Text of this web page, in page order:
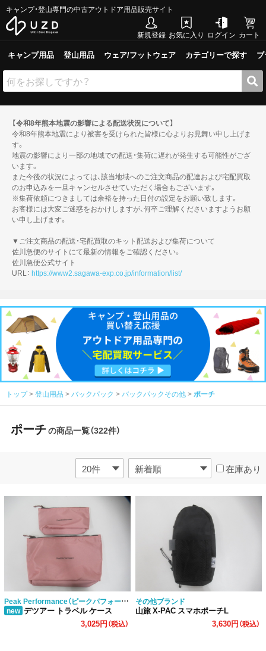
キャンプ・登山専門の中古アウトドア用品販売サイト
新規登録 お気に入り ログイン カート
キャンプ用品 登山用品 ウェア/フットウェア カテゴリーで探す
【令和8年熊本地震の影響による配送状況について】
令和8年熊本地震により被害を受けられた皆様に心よりお見舞い申し上げま
す。
地震の影響により一部の地域での配送・集荷に遅れが発生する可能性がござ
います。
また今後の状況によっては、該当地域へのご注文商品の配達および宅配買取
のお申込みを一旦キャンセルさせていただく場合もございます。
※集荷依頼につきましては余裕を持った日付の設定をお願い致します。
お客様には大変ご迷惑をおかけしますが、何卒ご理解くださいますようお願
い申し上げます。
▼ご注文商品の配送・宅配買取のキット配送および集荷について
佐川急便のサイトにて最新の情報をご確認ください。
佐川急便公式サイト
URL： https://www2.sagawa-exp.co.jp/information/list/
トップ 登山用品 バックパック バックパックその他 ポーチ
ポーチの商品一覧（322件）
在庫あり
Peak Performance（ピークパフォーマンス）
new デツアー トラベル ケース
3,025円（税込）
その他ブランド
山旅 X-PAC スマホポーチL
3,630円（税込）